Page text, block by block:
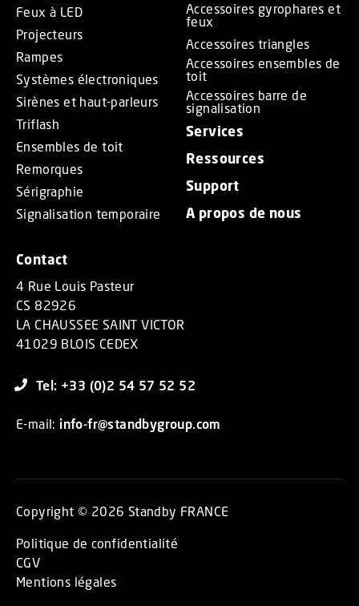
Feux à LED
Projecteurs
Rampes
Systèmes électroniques
Sirènes et haut-parleurs
Triflash
Ensembles de toit
Remorques
Sérigraphie
Signalisation temporaire
Accessoires gyrophares et
feux
Accessoires triangles
Accessoires ensembles de
toit
Accessoires barre de
signalisation
Services
Ressources
Support
A propos de nous
Contact
4 Rue Louis Pasteur
CS 82926
LA CHAUSSEE SAINT VICTOR
41029 BLOIS CEDEX
Tel: +33 (0)2 54 57 52 52
E-mail: info-fr@standbygroup.com
Copyright © 2026 Standby FRANCE
Politique de confidentialité
CGV
Mentions légales